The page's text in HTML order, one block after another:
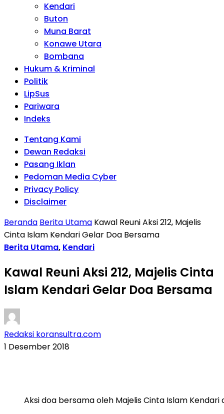
Kendari
Buton
Muna Barat
Konawe Utara
Bombana
Hukum & Kriminal
Politik
LipSus
Pariwara
Indeks
Tentang Kami
Dewan Redaksi
Pasang Iklan
Pedoman Media Cyber
Privacy Policy
Disclaimer
Beranda Berita Utama Kawal Reuni Aksi 212, Majelis
Cinta Islam Kendari Gelar Doa Bersama
Berita Utama, Kendari
Kawal Reuni Aksi 212, Majelis Cinta
Islam Kendari Gelar Doa Bersama
Redaksi koransultra.com
1 Desember 2018
Aksi doa bersama oleh Majelis Cinta Islam Kendari